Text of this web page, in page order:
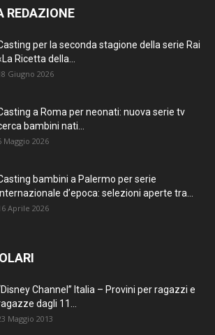
REDAZIONE
per la seconda stagione della serie Rai
Ricetta della...
Giugno 2026
a Roma per neonati: nuova serie tv
bambini nati...
Maggio 2026
bambini a Palermo per serie
d’epoca: selezioni aperte tra...
Aprile 2026
Channel” Italia – Provini per ragazzi e
dagli 11...
Maggio 2013